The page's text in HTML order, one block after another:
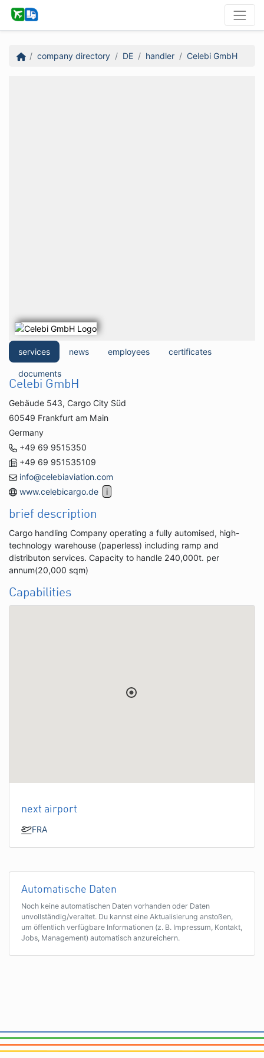
company directory DE handler Celebi GmbH
services news employees certificates
documents
Celebi GmbH
Gebäude 543, Cargo City Süd
60549 Frankfurt am Main
Germany
+49 69 9515350
+49 69 951535109
info@celebiaviation.com
www.celebicargo.de
brief description
Cargo handling Company operating a fully automised, high-
technology warehouse (paperless) including ramp and
distributon services. Capacity to handle 240,000t. per
annum(20,000 sqm)
Capabilities
next airport
FRA
Automatische Daten
Noch keine automatischen Daten vorhanden oder Daten
unvollständig/veraltet. Du kannst eine Aktualisierung anstoßen,
um öffentlich verfügbare Informationen (z. B. Impressum, Kontakt,
Jobs, Management) automatisch anzureichern.